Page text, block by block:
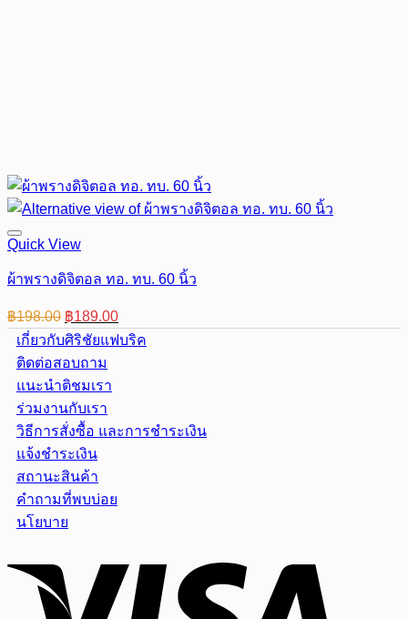
Quick View
ผ้าพรางดิจิตอล ทอ. ทบ. 60 นิ้ว
฿198.00 Original
price
was:
฿198.00.
฿189.00Current
price
is:
เกี่ยวกับศิริชัยแฟบริค
ติดต่อสอบถาม
แนะนำติชมเรา
ร่วมงานกับเรา
วิธีการสั่งซื้อ และการชำระเงิน
แจ้งชำระเงิน
สถานะสินค้า
คำถามที่พบบ่อย
นโยบาย